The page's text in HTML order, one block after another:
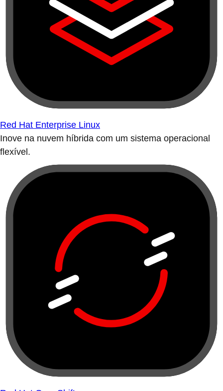
Red Hat Enterprise Linux
Inove na nuvem híbrida com um sistema operacional
flexível.